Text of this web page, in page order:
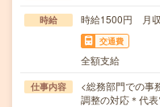
時給 時給1500円 月
交通費
全額支給
仕事内容
<総務部門での事
調整の対応＊代